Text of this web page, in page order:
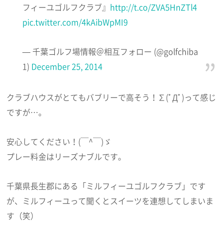
フィーユゴルフクラブ』 http://t.co/ZVA5HnZTl4
pic.twitter.com/4kAibWpMI9
— 千葉ゴルフ場情報＠相互フォロー (@golfchiba
1) December 25, 2014
クラブハウスがとてもバブリーで高そう！∑(ﾟДﾟ)って感じ
ですが…。
安心してください！(￣^￣)ゞ
プレー料金はリーズナブルです。
千葉県長生郡にある「ミルフィーユゴルフクラブ」です
が、ミルフィーユって聞くとスイーツを連想してしまいま
す（笑）